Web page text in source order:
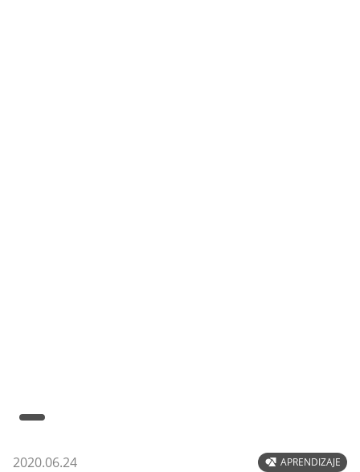
2020.06.24 APRENDIZAJE